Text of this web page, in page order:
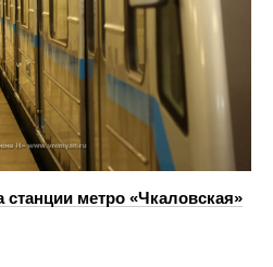
метро «Чкаловская»